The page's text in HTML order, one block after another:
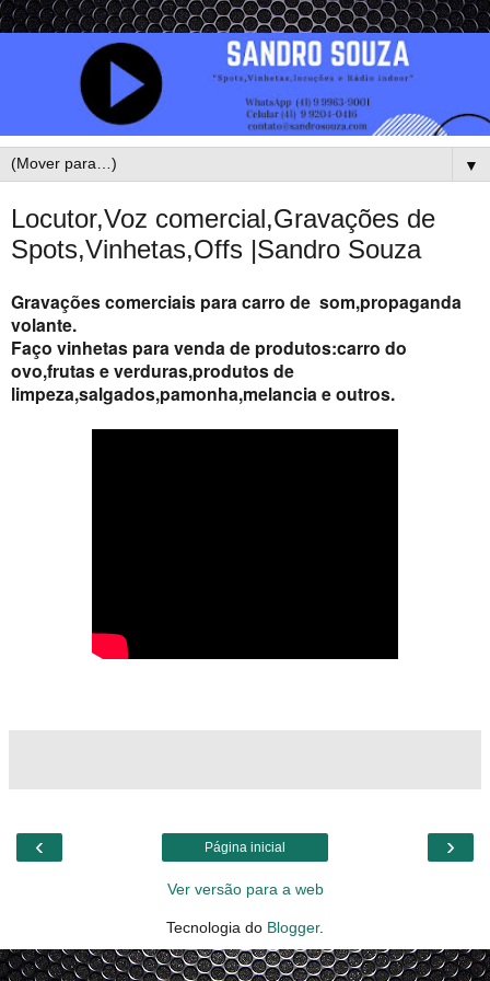
▼
Locutor,Voz comercial,Gravações de
Spots,Vinhetas,Offs |Sandro Souza
Gravações comerciais para carro de som,propaganda
volante.
Faço vinhetas para venda de produtos:carro do
ovo,frutas e verduras,produtos de
limpeza,salgados,pamonha,melancia e outros.
‹ ›
Página inicial
Ver versão para a web
Tecnologia do Blogger.